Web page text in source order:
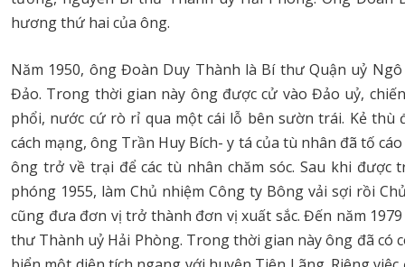
hương thứ hai của ông.
Năm 1950, ông Đoàn Duy Thành là Bí thư Quận uỷ
Đảo. Trong thời gian này ông được cử vào Đảo uỷ,
phổi, nước cứ rò rỉ qua một cái lỗ bên sườn trái. Kẻ
cách mạng, ông Trần Huy Bích- y tá của tù nhân đã tố
ông trở về trại để các tù nhân chăm sóc. Sau khi
phóng 1955, làm Chủ nhiệm Công ty Bông vải sợi rồi
cũng đưa đơn vị trở thành đơn vị xuất sắc. Đến năm
thư Thành uỷ Hải Phòng. Trong thời gian này ông đã có